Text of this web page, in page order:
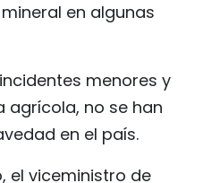
en algunas
menores y
agrícola, no se han
en el país.
el viceministro de